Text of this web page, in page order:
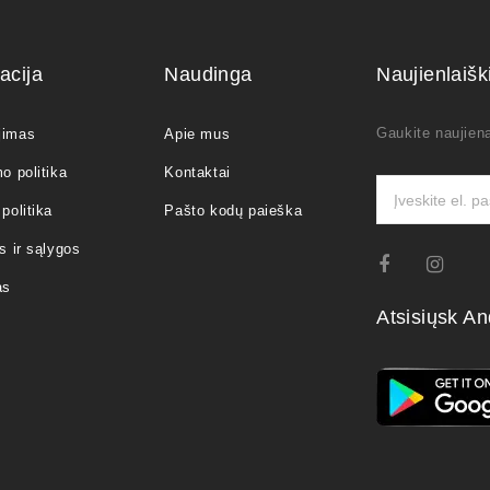
politika
ir sąlygos
Naudinga
Apie mus
Kontaktai
Pašto kodų paieška
Gaukite
Atsisiųsk